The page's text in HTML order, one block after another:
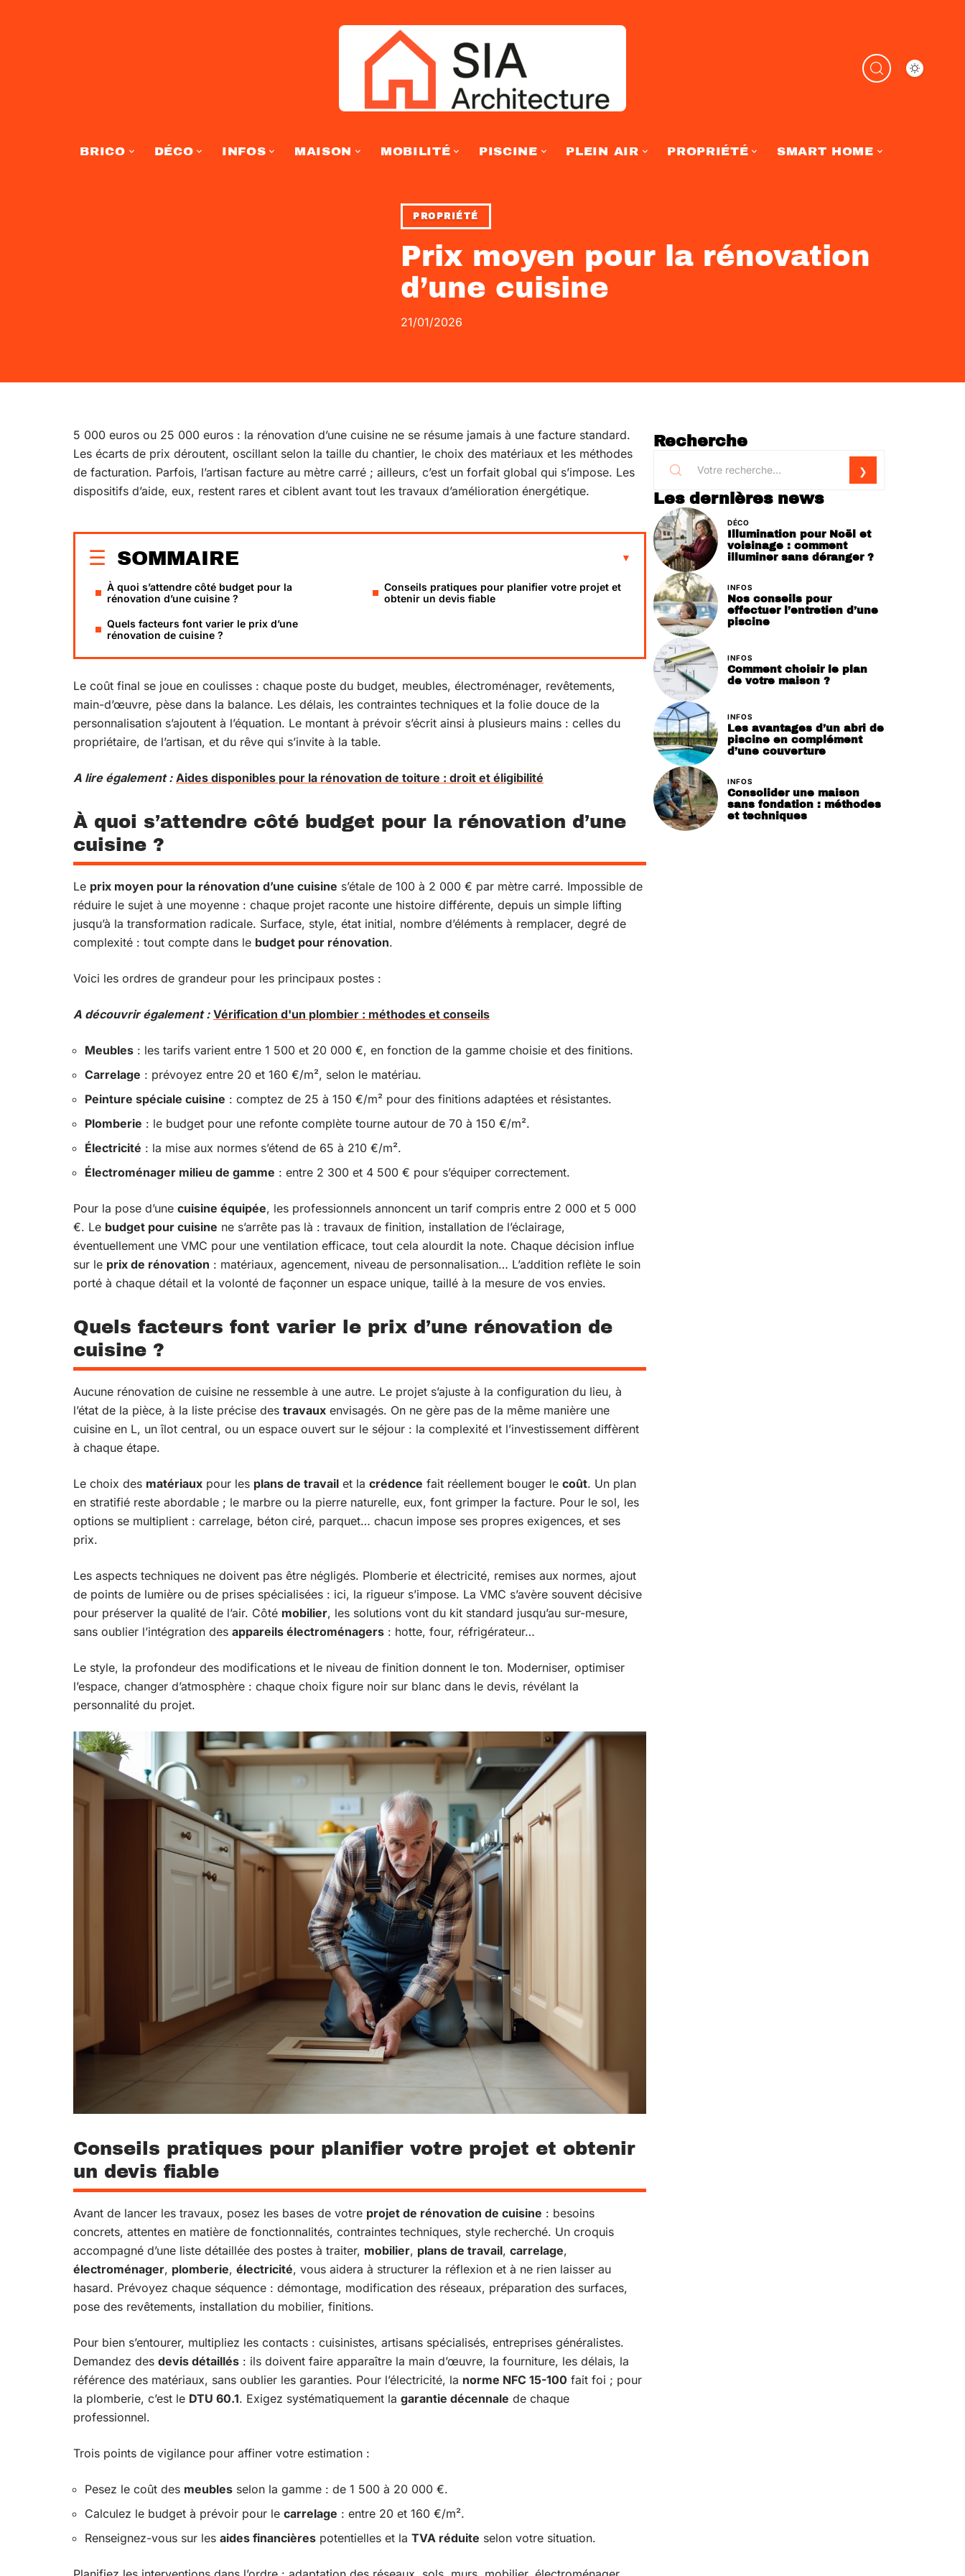
BRICO DÉCO INFOS MAISON MOBILITÉ PISCINE PLEIN AIR PROPRIÉTÉ SMART HOME
PROPRIÉTÉ
Prix moyen pour la rénovation
d’une cuisine
21/01/2026
5 000 euros ou 25 000 euros : la rénovation d’une cuisine ne se résume jamais à une facture standard.
Les écarts de prix déroutent, oscillant selon la taille du chantier, le choix des matériaux et les méthodes
de facturation. Parfois, l’artisan facture au mètre carré ; ailleurs, c’est un forfait global qui s’impose. Les
dispositifs d’aide, eux, restent rares et ciblent avant tout les travaux d’amélioration énergétique.
SOMMAIRE
À quoi s’attendre côté budget pour la
rénovation d’une cuisine ?
Quels facteurs font varier le prix d’une
rénovation de cuisine ?
Conseils pratiques pour planifier votre projet et
obtenir un devis fiable
Le coût final se joue en coulisses : chaque poste du budget, meubles, électroménager, revêtements,
main-d’œuvre, pèse dans la balance. Les délais, les contraintes techniques et la folie douce de la
personnalisation s’ajoutent à l’équation. Le montant à prévoir s’écrit ainsi à plusieurs mains : celles du
propriétaire, de l’artisan, et du rêve qui s’invite à la table.
A lire également : Aides disponibles pour la rénovation de toiture : droit et éligibilité
À quoi s’attendre côté budget pour la rénovation d’une
cuisine ?
Le prix moyen pour la rénovation d’une cuisine s’étale de 100 à 2 000 € par mètre carré. Impossible de
réduire le sujet à une moyenne : chaque projet raconte une histoire différente, depuis un simple lifting
jusqu’à la transformation radicale. Surface, style, état initial, nombre d’éléments à remplacer, degré de
complexité : tout compte dans le budget pour rénovation.
Voici les ordres de grandeur pour les principaux postes :
A découvrir également : Vérification d'un plombier : méthodes et conseils
Meubles : les tarifs varient entre 1 500 et 20 000 €, en fonction de la gamme choisie et des finitions.
Carrelage : prévoyez entre 20 et 160 €/m², selon le matériau.
Peinture spéciale cuisine : comptez de 25 à 150 €/m² pour des finitions adaptées et résistantes.
Plomberie : le budget pour une refonte complète tourne autour de 70 à 150 €/m².
Électricité : la mise aux normes s’étend de 65 à 210 €/m².
Électroménager milieu de gamme : entre 2 300 et 4 500 € pour s’équiper correctement.
Pour la pose d’une cuisine équipée, les professionnels annoncent un tarif compris entre 2 000 et 5 000
€. Le budget pour cuisine ne s’arrête pas là : travaux de finition, installation de l’éclairage,
éventuellement une VMC pour une ventilation efficace, tout cela alourdit la note. Chaque décision influe
sur le prix de rénovation : matériaux, agencement, niveau de personnalisation… L’addition reflète le soin
porté à chaque détail et la volonté de façonner un espace unique, taillé à la mesure de vos envies.
Quels facteurs font varier le prix d’une rénovation de
cuisine ?
Aucune rénovation de cuisine ne ressemble à une autre. Le projet s’ajuste à la configuration du lieu, à
l’état de la pièce, à la liste précise des travaux envisagés. On ne gère pas de la même manière une
cuisine en L, un îlot central, ou un espace ouvert sur le séjour : la complexité et l’investissement diffèrent
à chaque étape.
Le choix des matériaux pour les plans de travail et la crédence fait réellement bouger le coût. Un plan
en stratifié reste abordable ; le marbre ou la pierre naturelle, eux, font grimper la facture. Pour le sol, les
options se multiplient : carrelage, béton ciré, parquet… chacun impose ses propres exigences, et ses
prix.
Les aspects techniques ne doivent pas être négligés. Plomberie et électricité, remises aux normes, ajout
de points de lumière ou de prises spécialisées : ici, la rigueur s’impose. La VMC s’avère souvent décisive
pour préserver la qualité de l’air. Côté mobilier, les solutions vont du kit standard jusqu’au sur-mesure,
sans oublier l’intégration des appareils électroménagers : hotte, four, réfrigérateur…
Le style, la profondeur des modifications et le niveau de finition donnent le ton. Moderniser, optimiser
l’espace, changer d’atmosphère : chaque choix figure noir sur blanc dans le devis, révélant la
personnalité du projet.
Conseils pratiques pour planifier votre projet et obtenir
un devis fiable
Avant de lancer les travaux, posez les bases de votre projet de rénovation de cuisine : besoins
concrets, attentes en matière de fonctionnalités, contraintes techniques, style recherché. Un croquis
accompagné d’une liste détaillée des postes à traiter, mobilier, plans de travail, carrelage,
électroménager, plomberie, électricité, vous aidera à structurer la réflexion et à ne rien laisser au
hasard. Prévoyez chaque séquence : démontage, modification des réseaux, préparation des surfaces,
pose des revêtements, installation du mobilier, finitions.
Pour bien s’entourer, multipliez les contacts : cuisinistes, artisans spécialisés, entreprises généralistes.
Demandez des devis détaillés : ils doivent faire apparaître la main d’œuvre, la fourniture, les délais, la
référence des matériaux, sans oublier les garanties. Pour l’électricité, la norme NFC 15-100 fait foi ; pour
la plomberie, c’est le DTU 60.1. Exigez systématiquement la garantie décennale de chaque
professionnel.
Trois points de vigilance pour affiner votre estimation :
Pesez le coût des meubles selon la gamme : de 1 500 à 20 000 €.
Calculez le budget à prévoir pour le carrelage : entre 20 et 160 €/m².
Renseignez-vous sur les aides financières potentielles et la TVA réduite selon votre situation.
Recherche
Les dernières news
DÉCO
Illumination pour Noël et
voisinage : comment
illuminer sans déranger ?
INFOS
Nos conseils pour
effectuer l’entretien d’une
piscine
INFOS
Comment choisir le plan
de votre maison ?
INFOS
Les avantages d’un abri de
piscine en complément
d’une couverture
INFOS
Consolider une maison
sans fondation : méthodes
et techniques